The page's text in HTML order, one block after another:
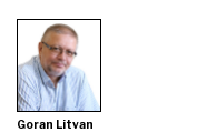
Goran Litvan